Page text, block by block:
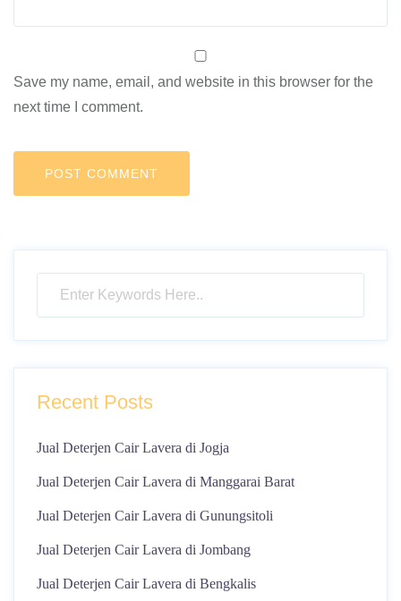
Save my name, email, and website in this browser for the
next time I comment.
Recent Posts
Jual Deterjen Cair Lavera di Jogja
Jual Deterjen Cair Lavera di Manggarai Barat
Jual Deterjen Cair Lavera di Gunungsitoli
Jual Deterjen Cair Lavera di Jombang
Jual Deterjen Cair Lavera di Bengkalis